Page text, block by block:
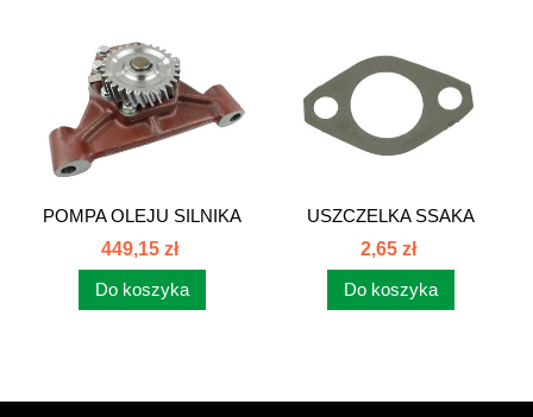
POMPA OLEJU SILNIKA
C-385 6 CYL...
449,15 zł
Do koszyka
USZCZELKA SSAKA
POMPY OLEJOWEJ...
2,65 zł
Do koszyka